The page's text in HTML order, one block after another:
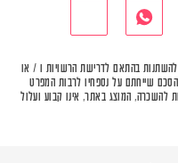
בהתאם לדרישת הרשויות ו / או
שייחתם על נספחיו לרבות המפרט
להשכרה, המוצג באתר, אינו קבוע ועלול